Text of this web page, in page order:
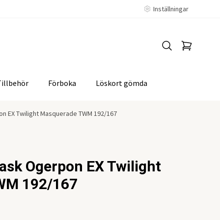
Inställningar
Förboka Löskort gömda
EX Twilight Masquerade TWM 192/167
Ogerpon EX Twilight
192/167